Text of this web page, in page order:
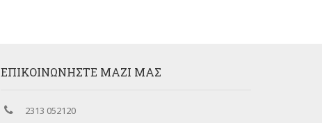
ΕΠΙΚΟΙΝΩΝΉΣΤΕ ΜΑΖΊ ΜΑΣ
2313 052120